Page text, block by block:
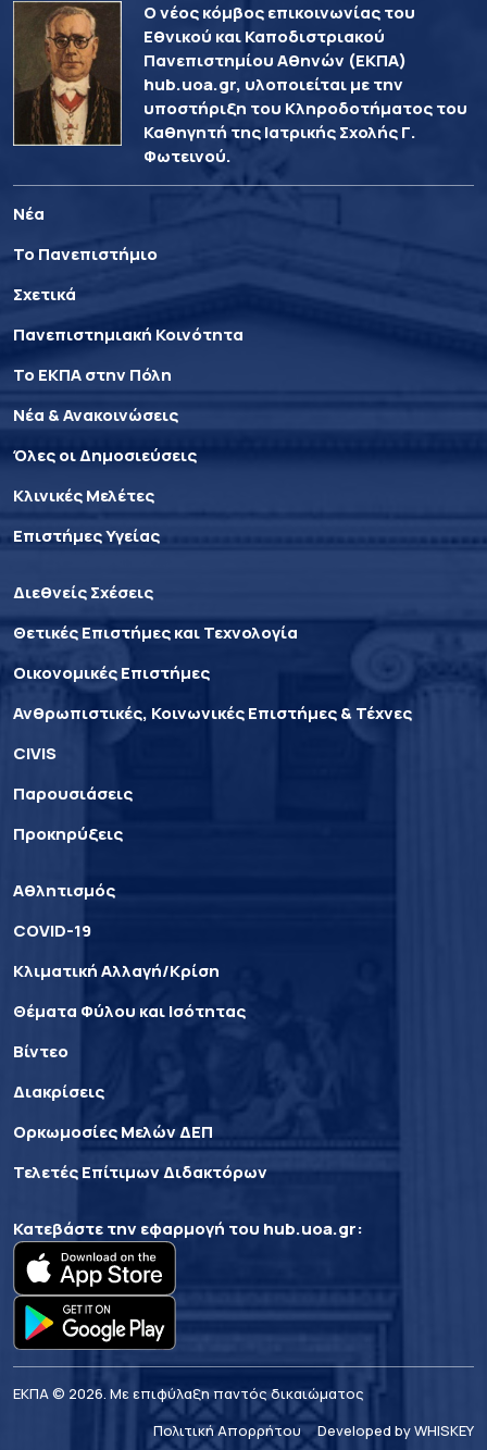
Ο νέος κόμβος επικοινωνίας του
Εθνικού και Καποδιστριακού
Πανεπιστημίου Αθηνών (ΕΚΠΑ)
hub.uoa.gr, υλοποιείται με την
υποστήριξη του Κληροδοτήματος του
Καθηγητή της Ιατρικής Σχολής Γ.
Φωτεινού.
Νέα
Το Πανεπιστήμιο
Σχετικά
Πανεπιστημιακή Κοινότητα
Το ΕΚΠΑ στην Πόλη
Νέα & Ανακοινώσεις
Όλες οι Δημοσιεύσεις
Κλινικές Μελέτες
Επιστήμες Υγείας
Διεθνείς Σχέσεις
Θετικές Επιστήμες και Τεχνολογία
Οικονομικές Επιστήμες
Ανθρωπιστικές, Κοινωνικές Επιστήμες & Τέχνες
CIVIS
Παρουσιάσεις
Προκηρύξεις
Αθλητισμός
COVID-19
Κλιματική Αλλαγή/Κρίση
Θέματα Φύλου και Ισότητας
Βίντεο
Διακρίσεις
Ορκωμοσίες Μελών ΔΕΠ
Τελετές Επίτιμων Διδακτόρων
Κατεβάστε την εφαρμογή του hub.uoa.gr:
ΕΚΠΑ © 2026. Με επιφύλαξη παντός δικαιώματος
Πολιτική Απορρήτου
Developed by WHISKEY